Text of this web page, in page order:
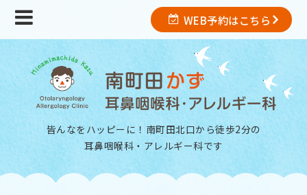
WEB予約はこちら
皆んなをハッピーに！南町田北口から徒歩2分の
耳鼻咽喉科・アレルギー科です